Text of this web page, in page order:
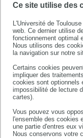
Ce site utilise des
L'Université de
web. Ce dernier utilise
fonctionnement optimal
Nous utilisons des
la navigation sur notre
Certains cookies
impliquer des
cookies sont optionnels
impossibilité de lecture
cartes).
Vous pouvez vous
l'ensemble des cookies
une partie d'entres eux
Nous conservons votre
ÉQUIPES DE
EQUIPE
cancer
Equipe
Université
Saha